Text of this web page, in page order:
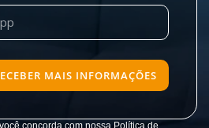
MAIS INFORMAÇÕES
concorda com nossa Política de